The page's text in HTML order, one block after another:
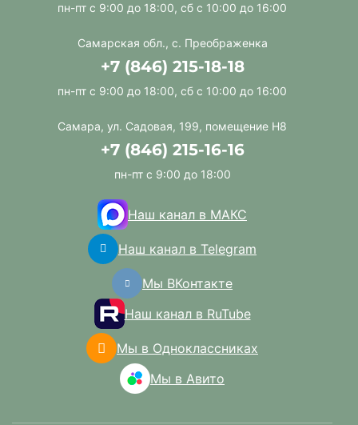
пн-пт с 9:00 до 18:00, сб с 10:00 до 16:00
Самарская обл., с. Преображенка
+7 (846) 215-18-18
пн-пт с 9:00 до 18:00, сб с 10:00 до 16:00
Самара, ул. Садовая, 199, помещение Н8
+7 (846) 215-16-16
пн-пт с 9:00 до 18:00
Наш канал в МАКС
Наш канал в Telegram
Мы ВКонтакте
Наш канал в RuTube
Мы в Одноклассниках
Мы в Авито